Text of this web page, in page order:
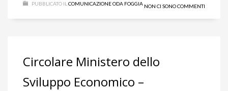
PUBBLICATO IL COMUNICAZIONE ODA FOGGIA NON CI SONO COMMENTI
Circolare Ministero dello
Sviluppo Economico –